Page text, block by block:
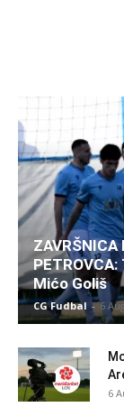
ZAVRŠNICA
Mićo Goliš
CG Fudbal - 6
6